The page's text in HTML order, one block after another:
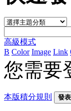
高級模式
B Color Image Link
您需要
本版積分規則 發